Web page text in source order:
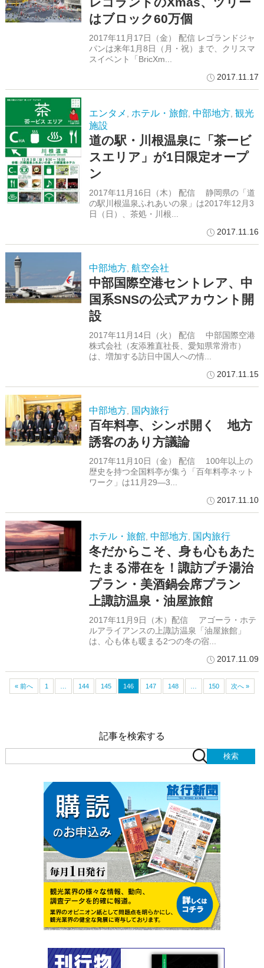
はブロック60万個
2017年11月17日（金） 配信 レゴランドジャ
パンは来年1月8日（月・祝）まで、クリスマ
スイベント「BricXm...
2017.11.17
エンタメ , ホテル・旅館, 中部地方, 観光
施設
道の駅・川根温泉に「茶ービ
スエリア」が1日限定オープ
ン
2017年11月16日（木） 配信 静岡県の「道
の駅川根温泉ふれあいの泉」は2017年12月3
日（日）、茶処・川根...
2017.11.16
中部地方, 航空会社
中部国際空港セントレア、中
国系SNSの公式アカウント開
設
2017年11月14日（火） 配信 中部国際空港
株式会社（友添雅直社長、愛知県常滑市）
は、増加する訪日中国人への情...
2017.11.15
中部地方, 国内旅行
百年料亭、シンポ開く 地方
誘客のあり方議論
2017年11月10日（金） 配信 100年以上の
歴史を持つ全国料亭が集う「百年料亭ネット
ワーク」は11月29―3...
2017.11.10
ホテル・旅館, 中部地方, 国内旅行
冬だからこそ、身も心もあた
たまる滞在を！諏訪プチ湯治
プラン・美酒鍋会席プラン
上諏訪温泉・油屋旅館
2017年11月9日（木）配信 アゴーラ・ホテ
ルアライアンスの上諏訪温泉「油屋旅館」
は、心も体も暖まる2つの冬の宿...
2017.11.09
« 前へ 1 144 145 146 147 148 150 次へ »
記事を検索する